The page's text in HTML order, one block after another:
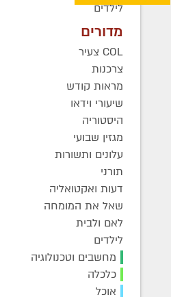
לילדים
מדורים
COL צעיר
צרכנות
מראות קודש
שיעורי וידאו
היסטוריה
מגזין שבועי
עלונים ותשורות
תורני
דעות ואקטואליה
שאל את המומחה
לאם ולבית
לילדים
מחשבים וטכנולוגיה
כלכלה
אוכל